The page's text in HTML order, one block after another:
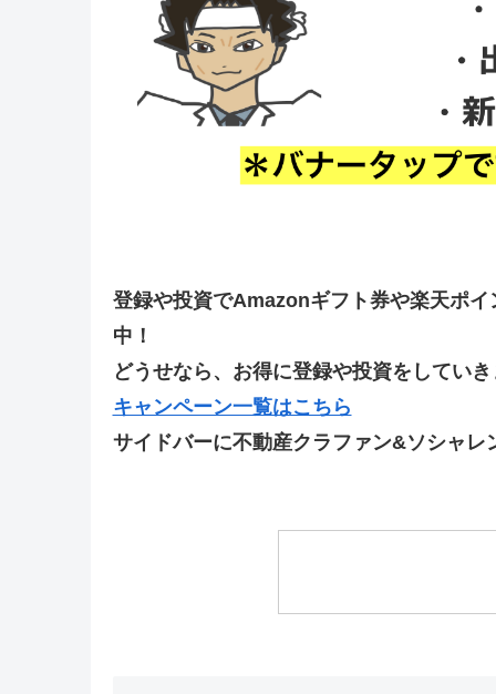
登録や投資でAmazonギフト券や楽天ポ
中！
どうせなら、お得に登録や投資をしてい
キャンペーン一覧はこちら
サイドバーに不動産クラファン&ソシャ